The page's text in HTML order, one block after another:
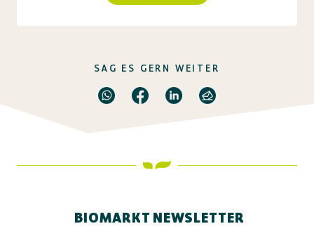
SAG ES GERN WEITER
BIOMARKT NEWSLETTER